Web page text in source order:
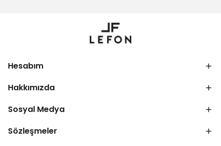
Hesabım
Hakkımızda
Sosyal Medya
Sözleşmeler